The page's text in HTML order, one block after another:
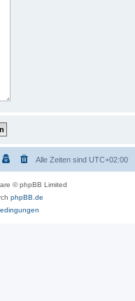
Alle Zeiten sind UTC+02:00
© phpBB Limited
phpBB.de